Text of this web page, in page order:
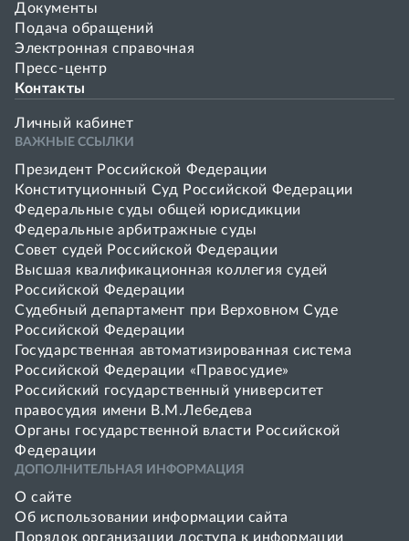
Документы
Подача обращений
Электронная справочная
Пресс-центр
Контакты
Личный кабинет
ВАЖНЫЕ ССЫЛКИ
Президент Российской Федерации
Конституционный Суд Российской Федерации
Федеральные суды общей юрисдикции
Федеральные арбитражные суды
Совет cудей Российской Федерации
Высшая квалификационная коллегия судей
Российской Федерации
Судебный департамент при Верховном Суде
Российской Федерации
Государственная автоматизированная система
Российской Федерации «Правосудие»
Pоссийский государственный университет
правосудия имени В.М.Лебедева
Органы государственной власти Российской
Федерации
ДОПОЛНИТЕЛЬНАЯ ИНФОРМАЦИЯ
О сайте
Об использовании информации сайта
Порядок организации доступа к информации